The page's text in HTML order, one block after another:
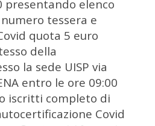
presentando elenco
tessera e
quota 5 euro
della
la sede UISP via
entro le ore 09:00
iscritti completo di
Covid